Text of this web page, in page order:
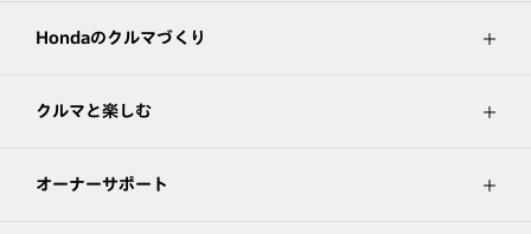
Hondaのクルマづくり
クルマと楽しむ
オーナーサポート